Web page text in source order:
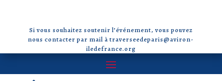
Si vous souhaitez soutenir l’événement, vous pouvez
nous contacter par mail à traverseedeparis@aviron-
iledefrance.org